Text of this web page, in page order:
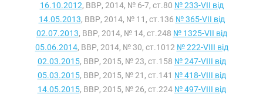
16.10.2012, ВВР, 2014, № 6-7, ст.80 № 233-VII від
14.05.2013, ВВР, 2014, № 11, ст.136 № 365-VII від
02.07.2013, ВВР, 2014, № 14, ст.248 № 1325-VII від
05.06.2014, ВВР, 2014, № 30, ст.1012 № 222-VIII від
02.03.2015, ВВР, 2015, № 23, ст.158 № 247-VIII від
05.03.2015, ВВР, 2015, № 21, ст.141 № 418-VIII від
14.05.2015, ВВР, 2015, № 26, ст.224 № 497-VIII від